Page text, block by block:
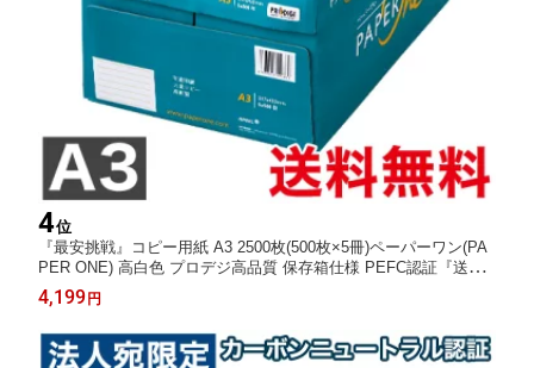
4位
『最安挑戦』コピー用紙 A3 2500枚(500枚×5冊)ペーパーワン(PA
PER ONE) 高白色 プロデジ高品質 保存箱仕様 PEFC認証『送料
無料（一部地域除く）』
4,199円